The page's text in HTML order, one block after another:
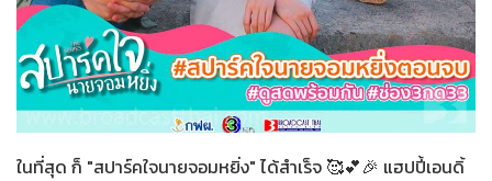
27-12-2563 สปาร์คใจนายจอมหยิ่ง
ในที่สุด ก็ "สปาร์คใจนายจอมหยิ่ง" ได้สำเร็จ 🥰💕🎉 แฮปปี้เอนดิ้